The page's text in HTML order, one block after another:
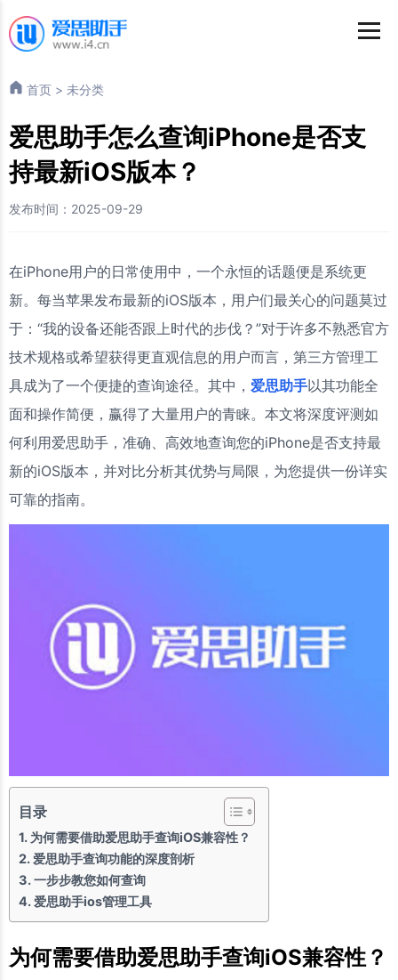
首页 > 未分类
爱思助手怎么查询iPhone是否支
持最新iOS版本？
发布时间：2025-09-29
在iPhone用户的日常使用中，一个永恒的话题便是系统更
新。每当苹果发布最新的iOS版本，用户们最关心的问题莫过
于：“我的设备还能否跟上时代的步伐？”对于许多不熟悉官方
技术规格或希望获得更直观信息的用户而言，第三方管理工
具成为了一个便捷的查询途径。其中， 爱思助手以其功能全
面和操作简便，赢得了大量用户的青睐。本文将深度评测如
何利用爱思助手，准确、高效地查询您的iPhone是否支持最
新的iOS版本，并对比分析其优势与局限，为您提供一份详实
可靠的指南。
目录
为何需要借助爱思助手查询iOS兼容性？
爱思助手查询功能的深度剖析
一步步教您如何查询
爱思助手ios管理工具
为何需要借助爱思助手查询iOS兼容性？